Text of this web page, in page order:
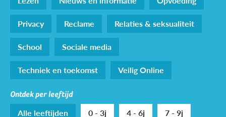
Privacy
Reclame
Relaties & seksualiteit
School
Sociale media
Techniek en toekomst
Veilig Online
Ontdek per leeftijd
Alle leeftijden 0 - 3j 4 - 6j
7 - 9j